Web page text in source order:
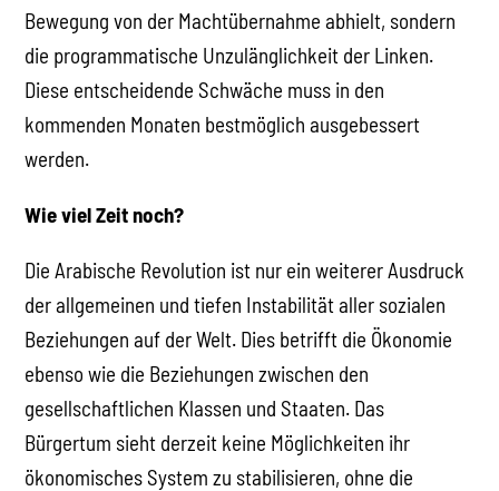
Bewegung von der Machtübernahme abhielt, sondern
die programmatische Unzulänglichkeit der Linken.
Diese entscheidende Schwäche muss in den
kommenden Monaten bestmöglich ausgebessert
werden.
Wie viel Zeit noch?
Die Arabische Revolution ist nur ein weiterer Ausdruck
der allgemeinen und tiefen Instabilität aller sozialen
Beziehungen auf der Welt. Dies betrifft die Ökonomie
ebenso wie die Beziehungen zwischen den
gesellschaftlichen Klassen und Staaten. Das
Bürgertum sieht derzeit keine Möglichkeiten ihr
ökonomisches System zu stabilisieren, ohne die